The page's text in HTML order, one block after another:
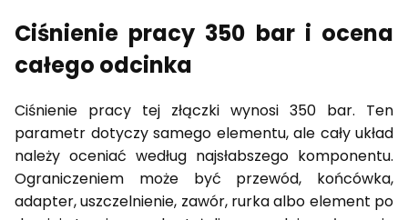
Ciśnienie pracy 350 bar i ocena
całego odcinka
Ciśnienie pracy tej złączki wynosi 350 bar. Ten
parametr dotyczy samego elementu, ale cały układ
należy oceniać według najsłabszego komponentu.
Ograniczeniem może być przewód, końcówka,
adapter, uszczelnienie, zawór, rurka albo element po